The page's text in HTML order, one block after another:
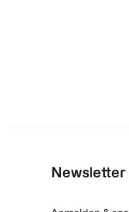
Newsletter